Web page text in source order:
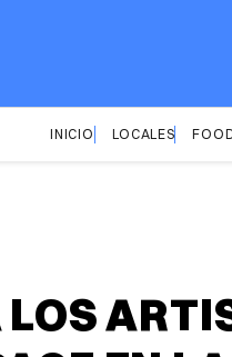
INICIO LOCALES